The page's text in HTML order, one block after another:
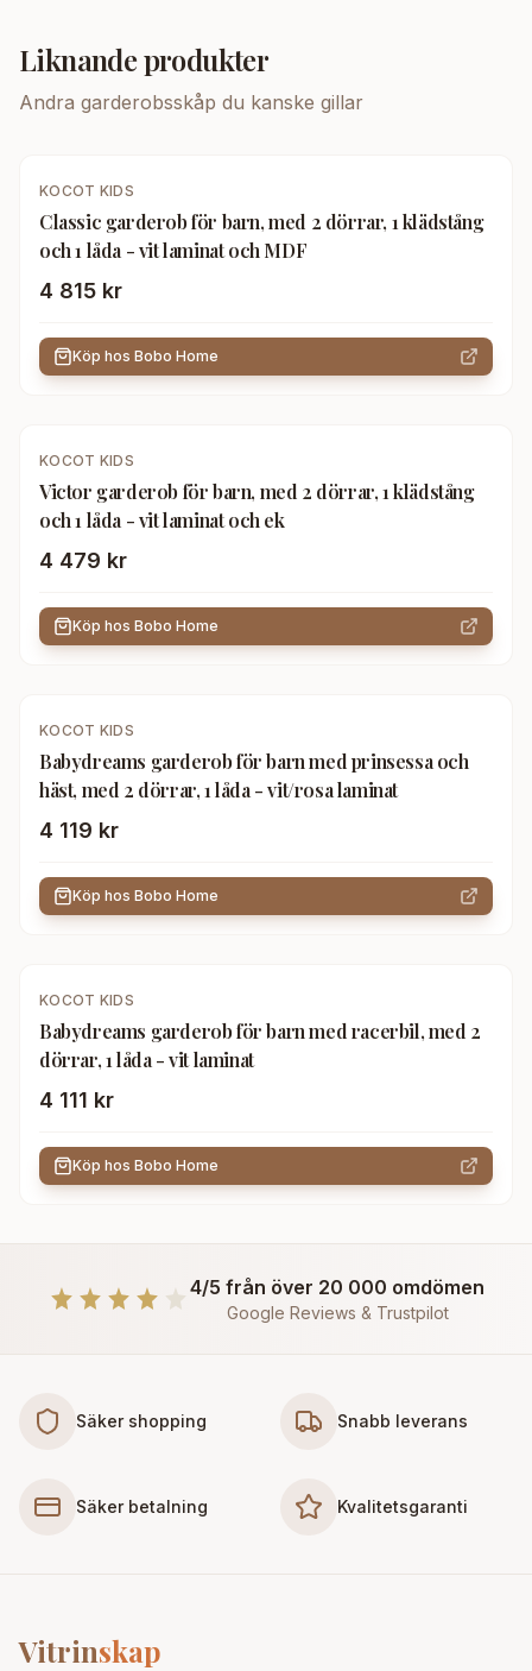
Liknande produkter
Andra garderobsskåp du kanske gillar
KOCOT KIDS
Classic garderob för barn, med 2 dörrar, 1 klädstång
och 1 låda - vit laminat och MDF
4 815 kr
Köp hos Bobo Home
KOCOT KIDS
Victor garderob för barn, med 2 dörrar, 1 klädstång
och 1 låda - vit laminat och ek
4 479 kr
Köp hos Bobo Home
KOCOT KIDS
Babydreams garderob för barn med prinsessa och
häst, med 2 dörrar, 1 låda - vit/rosa laminat
4 119 kr
Köp hos Bobo Home
KOCOT KIDS
Babydreams garderob för barn med racerbil, med 2
dörrar, 1 låda - vit laminat
4 111 kr
Köp hos Bobo Home
4/5 från över 20 000 omdömen
Google Reviews & Trustpilot
Säker shopping Snabb leverans
Säker betalning Kvalitetsgaranti
Vitrinskap